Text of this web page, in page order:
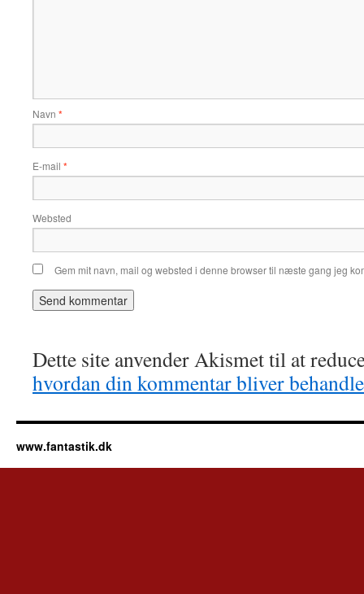
Navn *
E-mail *
Websted
Gem mit navn, mail og websted i denne browser til næste gang jeg
Dette site anvender Akismet til at
hvordan din kommentar bliver
www.fantastik.dk